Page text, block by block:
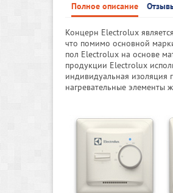
Полное описание
Концерн Electrolux
что помимо основной
пол Electrolux на основе
продукции Electrolux
индивидуальная
нагревательные элементы